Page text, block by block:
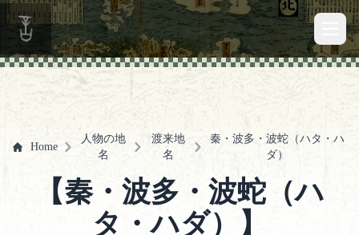
Home
人物の地
名
渡来地
名
秦・波多・波蛇（ハタ・ハ
ダ）
【秦・波多・波蛇（ハ
タ・ハダ）】